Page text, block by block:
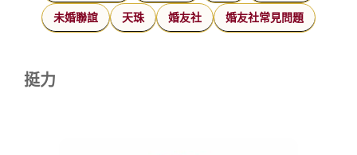
未婚聯誼 天珠 婚友社 婚友社常見問題
挺力